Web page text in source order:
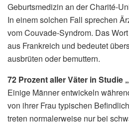
Geburtsmedizin an der Charité-
In einem solchen Fall sprechen
vom Couvade-Syndrom. Das
aus Frankreich und bedeutet
ausbrüten oder bemuttern.
72 Prozent aller Väter in Studie
Einige Männer entwickeln
von ihrer Frau typischen
treten normalerweise nur bei